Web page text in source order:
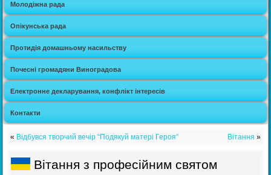
Молодіжна рада
Опікунська рада
Протидія домашньому насильству
Почесні громадяни Виноградова
Електронне декларування, конфлікт інтересів
Контакти
« Відбувся творчий вечір “Подякуй матері Героя” Вітання »
Вітання з професійним святом